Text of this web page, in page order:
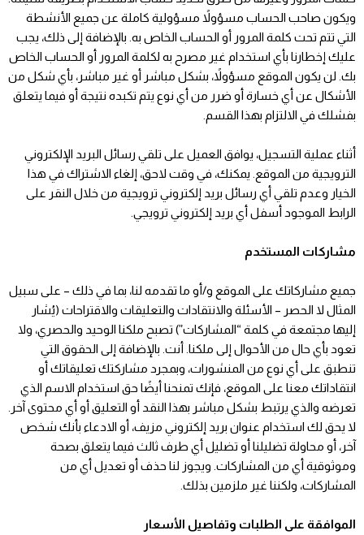
ويكون صاحب الحساب مسؤولاً مسؤولية كاملة عن جميع الأنشطة
التي تتم تحت كلمة المرور أو الحساب الخاص به. بالإضافة إلى ذلك، يجب
عليك إخطارنا بأي استخدام غير مصرح به لكلمة المرور أو الحساب الخاص
بك. لن يكون الموقع مسؤولاً، بشكل مباشر أو غير مباشر، بأي شكل من
الأشكال عن أي خسارة أو ضرر من أي نوع يتم تكبده نتيجة أو فيما يتعلق
بفشلك في الالتزام بهذا القسم.
أثناء عملية التسجيل، يوافق العميل على تلقي رسائل البريد الإلكتروني
الترويجية من الموقع. يمكنك، في وقت لاحق، إلغاء الاشتراك في هذا
الخيار وعدم تلقي أي رسائل بريد إلكتروني ترويجية من خلال النقر على
الرابط الموجود أسفل أي بريد إلكتروني ترويجي.
مشاركات المستخدم
جميع مشاركاتك على الموقع و/أو ما تقدمه لنا، بما في ذلك – على سبيل
المثال لا الحصر – الأسئلة والانتقادات والتعليقات والاقتراحات (يُشار
إليها مجتمعة في كلمة “المشاركات”) تصبح ملكنا الوحيد والحصري، ولا
تعود بأي حال من الأحوال إلى ملكنا. أنت. بالإضافة إلى الحقوق التي
تنطبق على أي نوع من المنشورات، وبمجرد مشاركتك تعليقاتك أو
انتقاداتك معنا على الموقع، فإنك تمنحنا أيضًا حق استخدام الاسم الذي
تعرضه والذي يرتبط بشكل مباشر بهذا النقد أو التعليق أو أي محتوى آخر.
لا يحق لك استخدام عنوان بريد إلكتروني مزيف، أو الادعاء بأنك شخص
آخر، أو محاولة تضليلنا أو تضليل أي طرف ثالث فيما يتعلق بصحة
وموثوقية أي من المشاركات. ويجوز لنا حذف أو تعديل أي من
المشاركات، ولكننا غير ملزمين بذلك.
الموافقة على الطلبات وتفاصيل الأسعار